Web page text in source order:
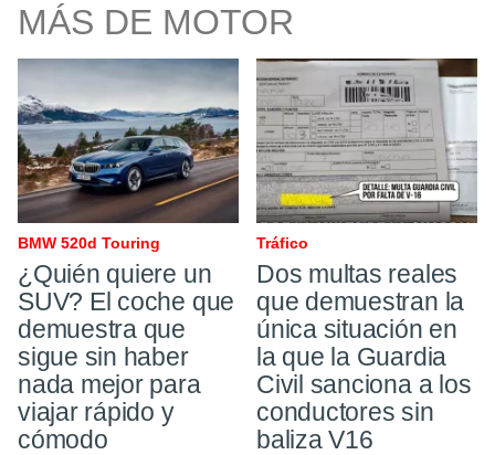
MÁS DE MOTOR
BMW 520d Touring
¿Quién quiere un
SUV? El coche que
demuestra que
sigue sin haber
nada mejor para
viajar rápido y
cómodo
Tráfico ​
Dos multas reales
que demuestran la
única situación en
la que la Guardia
Civil sanciona a los
conductores sin
baliza V16